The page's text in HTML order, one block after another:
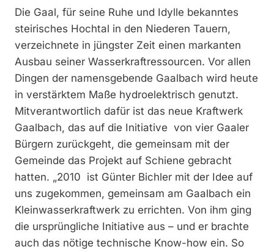
Die Gaal, für seine Ruhe und Idylle bekanntes
steirisches Hochtal in den Niederen Tauern,
verzeichnete in jüngster Zeit einen markanten
Ausbau seiner Wasserkraftressourcen. Vor allen
Dingen der namensgebende Gaalbach wird heute
in verstärktem Maße hydroelektrisch genutzt.
Mitverantwortlich dafür ist das neue Kraftwerk
Gaalbach, das auf die Initiative von vier Gaaler
Bürgern zurückgeht, die gemeinsam mit der
Gemeinde das Projekt auf Schiene gebracht
hatten. „2010 ist Günter Bichler mit der Idee auf
uns zugekommen, gemeinsam am Gaalbach ein
Kleinwasserkraftwerk zu errichten. Von ihm ging
die ursprüngliche Initiative aus – und er brachte
auch das nötige technische Know-how ein. So